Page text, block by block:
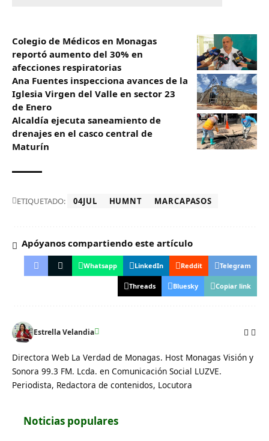
Colegio de Médicos en Monagas
reportó aumento del 30% en
afecciones respiratorias
Ana Fuentes inspecciona avances de la
Iglesia Virgen del Valle en sector 23
de Enero
Alcaldía ejecuta saneamiento de
drenajes en el casco central de
Maturín
ETIQUETADO: 04JUL HUMNT MARCAPASOS
Apóyanos compartiendo este artículo
Whatsapp LinkedIn Reddit Telegram
Threads Bluesky Copiar link
Estrella Velandia
Directora Web La Verdad de Monagas. Host Monagas Visión y
Sonora 99.3 FM. Lcda. en Comunicación Social LUZVE.
Periodista, Redactora de contenidos, Locutora
Noticias populares